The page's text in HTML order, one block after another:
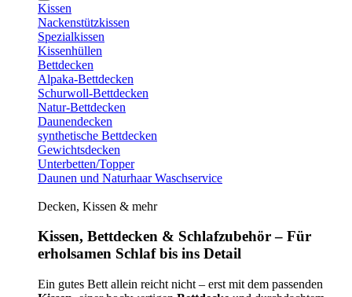
Kissen
Nackenstützkissen
Spezialkissen
Kissenhüllen
Bettdecken
Alpaka-Bettdecken
Schurwoll-Bettdecken
Natur-Bettdecken
Daunendecken
synthetische Bettdecken
Gewichtsdecken
Unterbetten/Topper
Daunen und Naturhaar Waschservice
Decken, Kissen & mehr
Kissen, Bettdecken & Schlafzubehör – Für
erholsamen Schlaf bis ins Detail
Ein gutes Bett allein reicht nicht – erst mit dem passenden